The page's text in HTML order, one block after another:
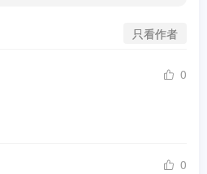
只看作者
0
0